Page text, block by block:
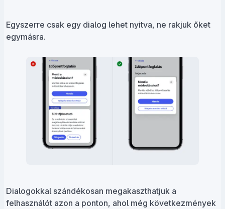
Egyszerre csak egy dialog lehet nyitva, ne rakjuk őket
egymásra.
Dialogokkal szándékosan megakaszthatjuk a
felhasználót azon a ponton, ahol még következmények